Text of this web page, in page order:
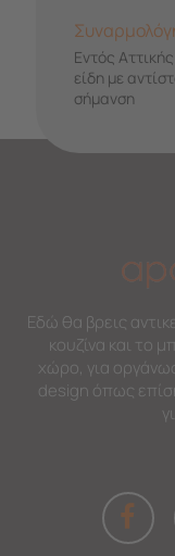
Εντός
είδη με
σήμανση
Εδώ θα βρεις
κουζίνα και το
χώρο, για
design όπως